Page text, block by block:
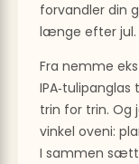
forvandler din
længe efter jul.
Fra nemme
trin for trin. Og
vinkel oveni:
I sammen